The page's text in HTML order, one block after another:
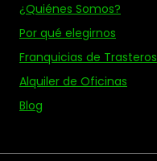
¿Quiénes Somos?
Por qué elegirnos
Franquicias de Trasteros
Alquiler de Oficinas
Blog